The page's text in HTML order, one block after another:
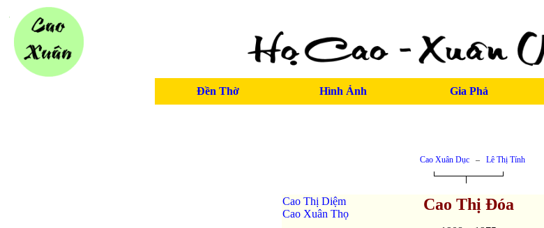
Đền Thờ Hình Ảnh Gia Phả
Cao Xuân Dục– Lê Thị Tính
Cao Thị Diệm
Cao Xuân Thọ
Cao Thị Đóa